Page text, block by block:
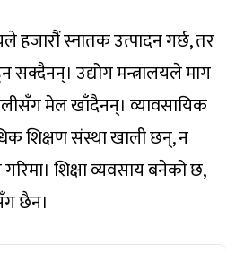
हजारौं स्नातक उत्पादन गर्छ, तर
सक्दैनन्। उद्योग मन्त्रालयले माग
मेल खाँदैनन्। व्यावसायिक
शिक्षण संस्था खाली छन्, न
शिक्षा व्यवसाय बनेको छ,
छैन।